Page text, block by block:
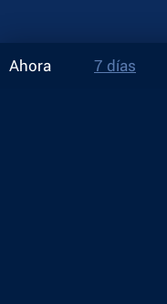
Ahora 7 días